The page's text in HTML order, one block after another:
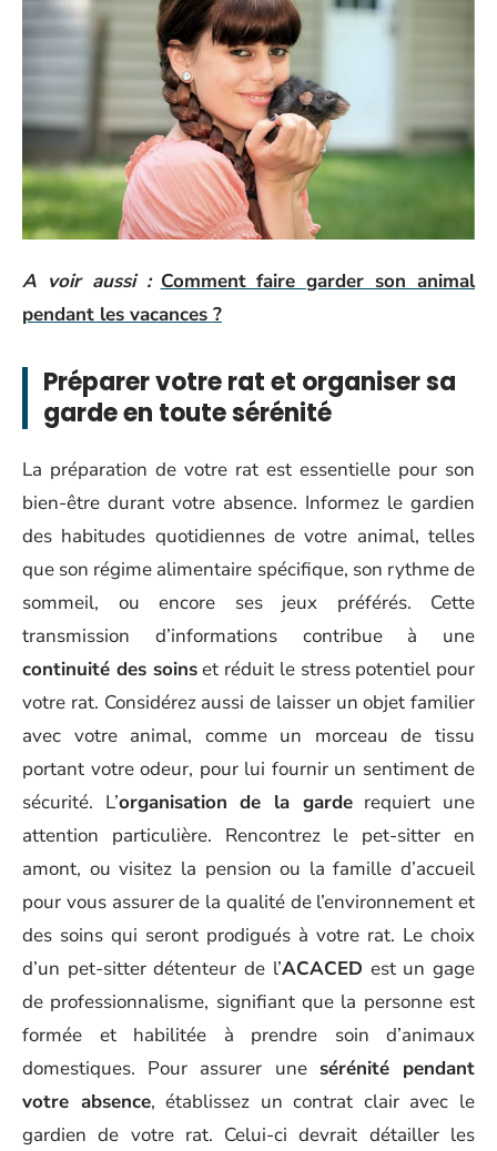
A voir aussi : Comment faire garder son animal
pendant les vacances ?
Préparer votre rat et organiser sa
garde en toute sérénité
La préparation de votre rat est essentielle pour son
bien-être durant votre absence. Informez le gardien
des habitudes quotidiennes de votre animal, telles
que son régime alimentaire spécifique, son rythme de
sommeil, ou encore ses jeux préférés. Cette
transmission d’informations contribue à une
continuité des soinset réduit le stress potentiel pour
votre rat. Considérez aussi de laisser un objet familier
avec votre animal, comme un morceau de tissu
portant votre odeur, pour lui fournir un sentiment de
sécurité. L’organisation de la garderequiert une
attention particulière. Rencontrez le pet-sitter en
amont, ou visitez la pension ou la famille d’accueil
pour vous assurer de la qualité de l’environnement et
des soins qui seront prodigués à votre rat. Le choix
d’un pet-sitter détenteur de l’ACACED est un gage
de professionnalisme, signifiant que la personne est
formée et habilitée à prendre soin d’animaux
domestiques. Pour assurer une sérénité pendant
votre absence, établissez un contrat clair avec le
gardien de votre rat. Celui-ci devrait détailler les